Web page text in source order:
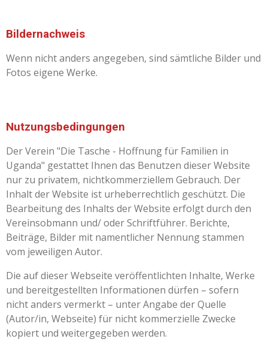
Bildernachweis
Wenn nicht anders angegeben, sind sämtliche Bilder und
Fotos eigene Werke.
Nutzungsbedingungen
Der Verein "Die Tasche - Hoffnung für Familien in
Uganda" gestattet Ihnen das Benutzen dieser Website
nur zu privatem, nichtkommerziellem Gebrauch. Der
Inhalt der Website ist urheberrechtlich geschützt. Die
Bearbeitung des Inhalts der Website erfolgt durch den
Vereinsobmann und/ oder Schriftführer. Berichte,
Beiträge, Bilder mit namentlicher Nennung stammen
vom jeweiligen Autor.
Die auf dieser Webseite veröffentlichten Inhalte, Werke
und bereitgestellten Informationen dürfen – sofern
nicht anders vermerkt – unter Angabe der Quelle
(Autor/in, Webseite) für nicht kommerzielle Zwecke
kopiert und weitergegeben werden.